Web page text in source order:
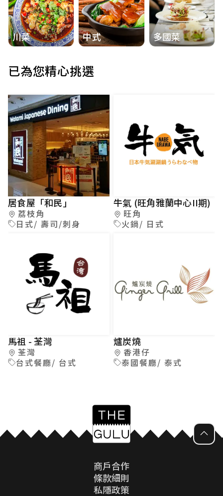
川菜 中式 多國菜
已為您精心挑選
居食屋「和民」
荔枝角
日式/ 壽司/刺身
牛氣 (旺角雅蘭中心II期)
旺角
火鍋/ 日式
馬祖 - 荃灣
荃灣
台式餐廳/ 台式
爐炭燒
香港仔
泰國餐廳/ 泰式
商戶合作
條款細則
私隱政策